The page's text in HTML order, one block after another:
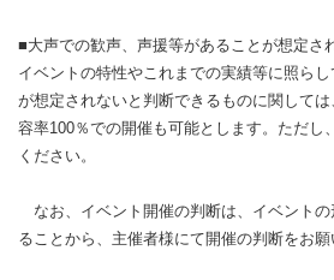
■大声での歓声、声援等があることが想定さ
イベントの特性やこれまでの実績等に照ら
が想定されないと判断できるものに関して
容率100％での開催も可能とします。ただし
ください。
なお、イベント開催の判断は、イベント
ることから、主催者様にて開催の判断をお願